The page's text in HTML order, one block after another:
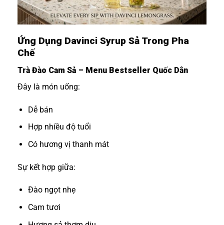
Ứng Dụng Davinci Syrup Sả Trong Pha
Chế
Trà Đào Cam Sả – Menu Bestseller Quốc Dân
Đây là món uống:
Dễ bán
Hợp nhiều độ tuổi
Có hương vị thanh mát
Sự kết hợp giữa:
Đào ngọt nhẹ
Cam tươi